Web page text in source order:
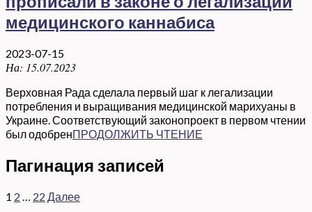
медицинского каннабиса
2023-07-15
На: 15.07.2023
Верховная Рада сделала первый шаг к легализации
потребления и выращивания медицинской марихуаны в
Украине. Соответствующий законопроект в первом чтении
был одобренПРОДОЛЖИТЬ ЧТЕНИЕ
Пагинация записей
1 2 … 22 Далее